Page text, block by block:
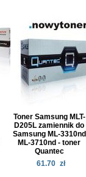
Toner Samsung MLT-
D205L zamiennik do
Samsung ML-3310nd
ML-3710nd - toner
Quantec
61.70 zł